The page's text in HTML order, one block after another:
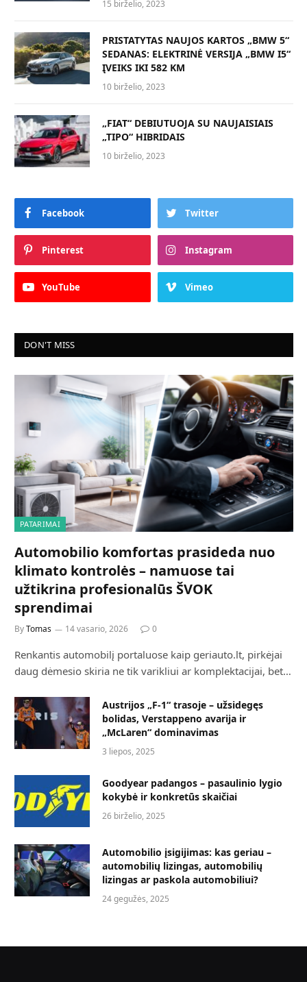
15 birželio, 2023
PRISTATYTAS NAUJOS KARTOS „BMW 5“
SEDANAS: ELEKTRINĖ VERSIJA „BMW I5“
ĮVEIKS IKI 582 KM
10 birželio, 2023
„FIAT“ DEBIUTUOJA SU NAUJAISIAIS
„TIPO“ HIBRIDAIS
10 birželio, 2023
Facebook Twitter
Pinterest Instagram
YouTube Vimeo
DON'T MISS
PATARIMAI
Automobilio komfortas prasideda nuo
klimato kontrolės – namuose tai
užtikrina profesionalūs ŠVOK
sprendimai
ByTomas 14 vasario, 2026 0
Renkantis automobilį portaluose kaip geriauto.lt, pirkėjai
daug dėmesio skiria ne tik varikliui ar komplektacijai, bet…
Austrijos „F-1“ trasoje – užsidegęs
bolidas, Verstappeno avarija ir
„McLaren“ dominavimas
3 liepos, 2025
Goodyear padangos – pasaulinio lygio
kokybė ir konkretūs skaičiai
26 birželio, 2025
Automobilio įsigijimas: kas geriau –
automobilių lizingas, automobilių
lizingas ar paskola automobiliui?
24 gegužės, 2025